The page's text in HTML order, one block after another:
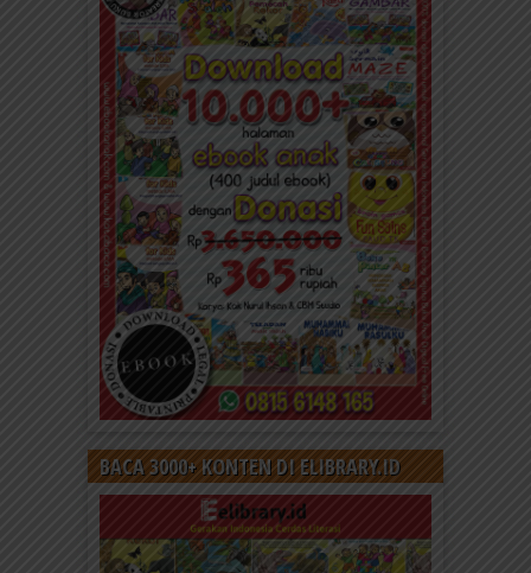
BACA 3000+ KONTEN DI ELIBRARY.ID